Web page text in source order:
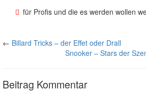
für Profis und die es werden wollen
← Billard Tricks – der Effet oder Drall
Snooker – Stars der
Beitrag Kommentar